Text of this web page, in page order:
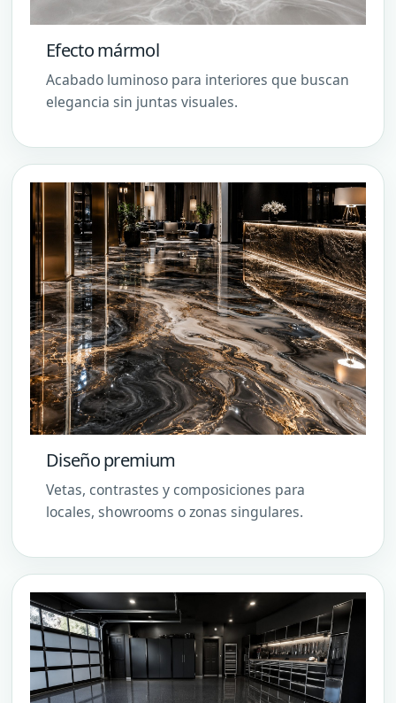
Efecto mármol
Acabado luminoso para interiores que buscan
elegancia sin juntas visuales.
Diseño premium
Vetas, contrastes y composiciones para
locales, showrooms o zonas singulares.